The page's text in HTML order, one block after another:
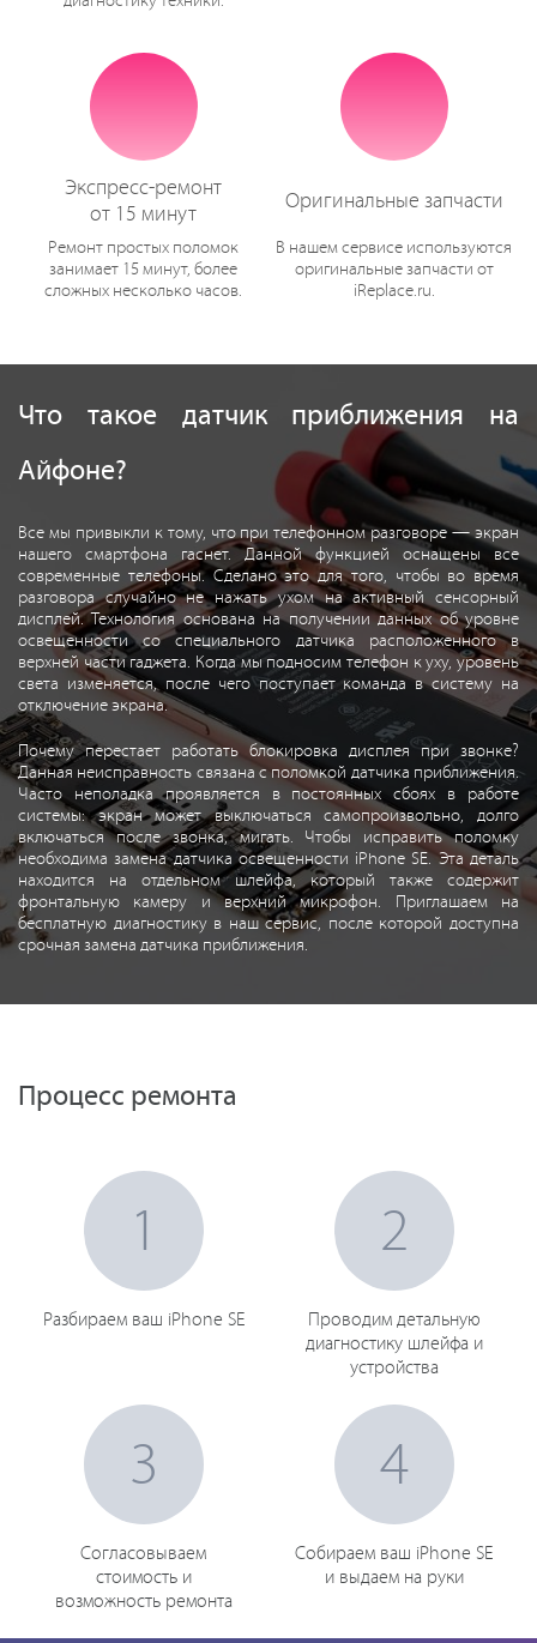
Экспресс-ремонт
от 15 минут
Ремонт простых поломок
занимает 15 минут, более
сложных несколько часов.
Оригинальные запчасти
В нашем сервисе используются
оригинальные запчасти от
iReplace.ru.
Что такое датчик приближения на
Айфоне?
Все мы привыкли к тому, что при телефонном разговоре — экран
нашего смартфона гаснет. Данной функцией оснащены все
современные телефоны. Сделано это для того, чтобы во время
разговора случайно не нажать ухом на активный сенсорный
дисплей. Технология основана на получении данных об уровне
освещенности со специального датчика расположенного в
верхней части гаджета. Когда мы подносим телефон к уху, уровень
света изменяется, после чего поступает команда в систему на
отключение экрана.
Почему перестает работать блокировка дисплея при звонке?
Данная неисправность связана с поломкой датчика приближения.
Часто неполадка проявляется в постоянных сбоях в работе
системы: экран может выключаться самопроизвольно, долго
включаться после звонка, мигать. Чтобы исправить поломку
необходима замена датчика освещенности iPhone SE. Эта деталь
находится на отдельном шлейфа, который также содержит
фронтальную камеру и верхний микрофон. Приглашаем на
бесплатную диагностику в наш сервис, после которой доступна
срочная замена датчика приближения.
Процесс ремонта
1
Разбираем ваш iPhone SE
2
Проводим детальную
диагностику шлейфа и
устройства
3
Согласовываем
стоимость и
возможность ремонта
4
Собираем ваш iPhone SE
и выдаем на руки